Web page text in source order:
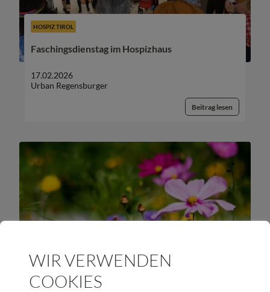
HOSPIZ TIROL
Faschingsdienstag im Hospizhaus
17.02.2026
Urban Regensburger
Beitrag lesen
Gute Gedanken in unruhigen Zeiten – Eigensinn
28.05.2020
WIR VERWENDEN
COOKIES